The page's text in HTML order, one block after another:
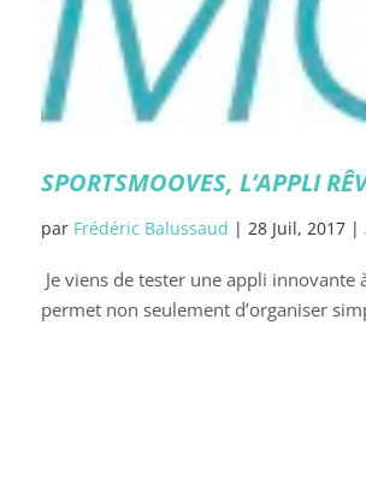
SPORTSMOOVES, L’APPLI
par Frédéric Balussaud | 28 Juil, 2017|
Je viens de tester une appli
permet non seulement d’organiser